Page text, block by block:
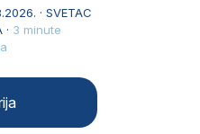
nas izvješćuju
Matej,
i Luka te sveti
· SVETAC
· 3 minute